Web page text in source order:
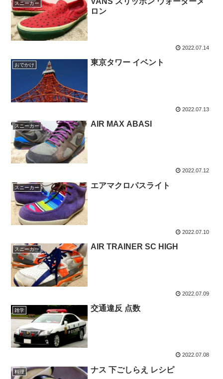
スニーカー
ロン
2022.07.14
おでかけ 東京タワー イベント
2022.07.13
スニーカー AIR MAX ABASI
2022.07.12
スニーカー エアマクロパスライト
2022.07.10
スニーカー AIR TRAINER SC HIGH
2022.07.09
雑学 交通違反 点数
2022.07.08
料理 ナス 下ごしらえ レシピ